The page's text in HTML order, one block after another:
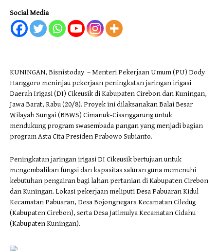
Social Media
KUNINGAN, Bisnistoday – Menteri Pekerjaan Umum (PU) Dody
Hanggoro meninjau pekerjaan peningkatan jaringan irigasi
Daerah Irigasi (DI) Cikeusik di Kabupaten Cirebon dan Kuningan,
Jawa Barat, Rabu (20/8). Proyek ini dilaksanakan Balai Besar
Wilayah Sungai (BBWS) Cimanuk-Cisanggarung untuk
mendukung program swasembada pangan yang menjadi bagian
program Asta Cita Presiden Prabowo Subianto.
Peningkatan jaringan irigasi DI Cikeusik bertujuan untuk
mengembalikan fungsi dan kapasitas saluran guna memenuhi
kebutuhan pengairan bagi lahan pertanian di Kabupaten Cirebon
dan Kuningan. Lokasi pekerjaan meliputi Desa Pabuaran Kidul
Kecamatan Pabuaran, Desa Bojongnegara Kecamatan Ciledug
(Kabupaten Cirebon), serta Desa Jatimulya Kecamatan Cidahu
(Kabupaten Kuningan).